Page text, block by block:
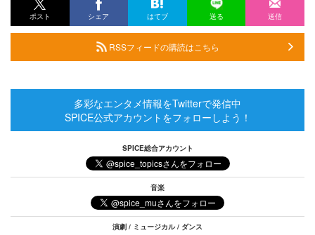
ポスト シェア はてブ 送る 送信
RSSフィードの購読はこちら
多彩なエンタメ情報をTwitterで発信中
SPICE公式アカウントをフォローしよう！
SPICE総合アカウント
音楽
演劇 / ミュージカル / ダンス